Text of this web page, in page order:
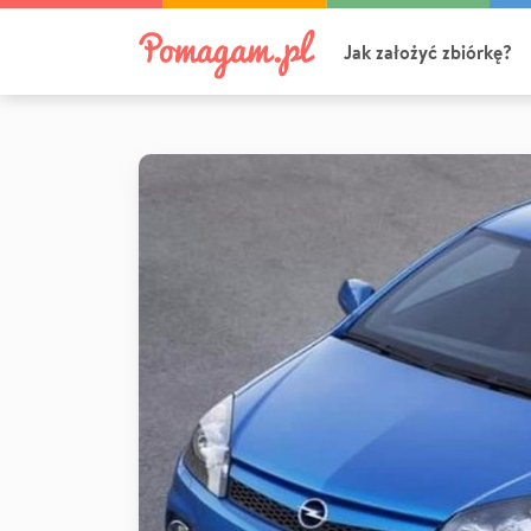
Jak założyć zbiórkę?